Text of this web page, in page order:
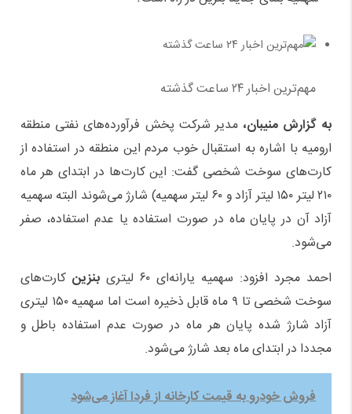
مهم‌ترین اخبار ۲۴ ساعت گذشته
به گزارش منیبان، مدیر شرکت پخش فرآورده‌های نفتی منطقه
ارومیه با اشاره به استقبال خوب مردم این منطقه در استفاده از
کارت‌های سوخت شخصی گفت: این کارت‌ها در ابتدای هر ماه
۲۱۰‌ لیتر ۱۵۰ لیتر آزاد و ۶۰ لیتر سهمیه) شارژ می‌شوند البته سهمیه
آزاد آن در پایان ماه در صورت استفاده یا عدم استفاده، صفر
می‌شود.
احمد مجرد افزود: سهمیه یارانه‌ای ۶۰ لیتری
بنزین کارت‌های
سوخت شخصی تا ۹ ماه قابل ذخیره است اما سهمیه ۱۵۰ لیتری
آزاد شارژ شده پایان هر ماه در صورت عدم استفاده باطل و
مجددا در ابتدای ماه بعد شارژ می‌شود.
فروش خودرو به قیمت کارخانه از فردا آغاز می‌شود